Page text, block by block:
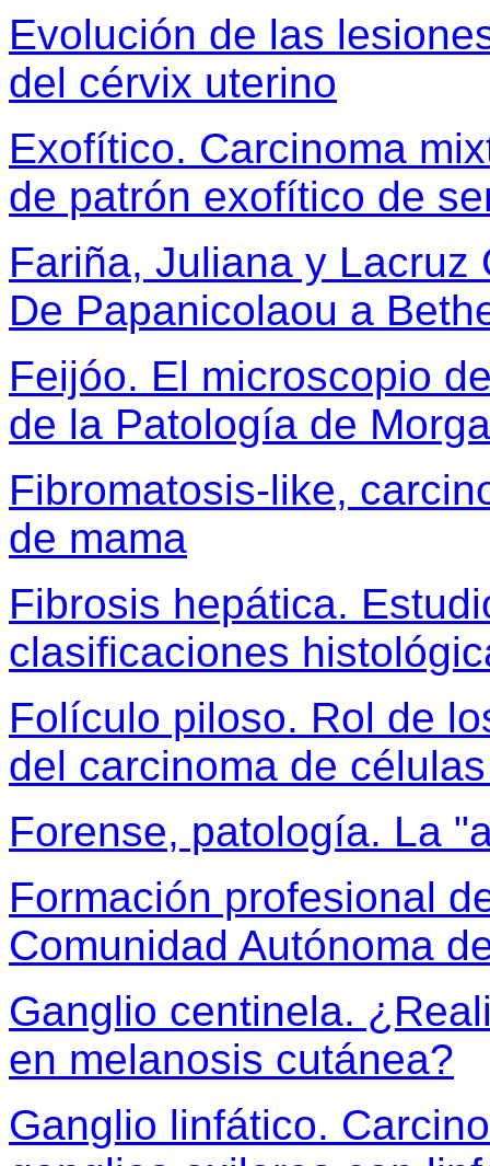
Evolución de las
del cérvix uterino
Exofítico. Carcinoma
de patrón exofítico de
Fariña, Juliana y
De Papanicolaou a
Feijóo. El microscopio
de la Patología de
Fibromatosis-like,
de mama
Fibrosis hepática.
clasificaciones
Folículo piloso. Rol de
del carcinoma de
Forense, patología. La
Formación profesional
Comunidad Autónoma
Ganglio centinela.
en melanosis cutánea?
Ganglio linfático.